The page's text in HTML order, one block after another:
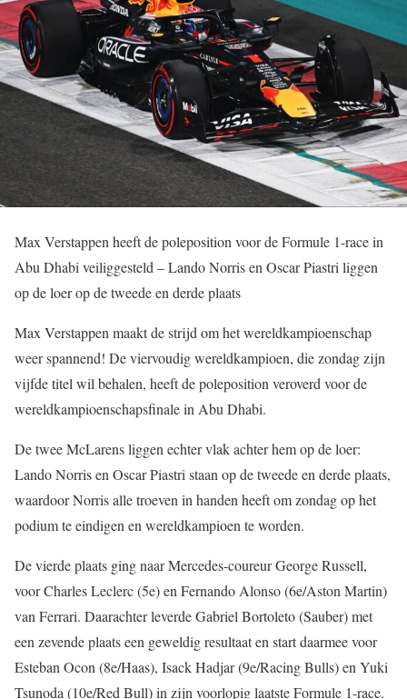
Max Verstappen heeft de poleposition voor de Formule 1-race in
Abu Dhabi veiliggesteld – Lando Norris en Oscar Piastri liggen
op de loer op de tweede en derde plaats
Max Verstappen maakt de strijd om het wereldkampioenschap
weer spannend! De viervoudig wereldkampioen, die zondag zijn
vijfde titel wil behalen, heeft de poleposition veroverd voor de
wereldkampioenschapsfinale in Abu Dhabi.
De twee McLarens liggen echter vlak achter hem op de loer:
Lando Norris en Oscar Piastri staan op de tweede en derde plaats,
waardoor Norris alle troeven in handen heeft om zondag op het
podium te eindigen en wereldkampioen te worden.
De vierde plaats ging naar Mercedes-coureur George Russell,
voor Charles Leclerc (5e) en Fernando Alonso (6e/Aston Martin)
van Ferrari. Daarachter leverde Gabriel Bortoleto (Sauber) met
een zevende plaats een geweldig resultaat en start daarmee voor
Esteban Ocon (8e/Haas), Isack Hadjar (9e/Racing Bulls) en Yuki
Tsunoda (10e/Red Bull) in zijn voorlopig laatste Formule 1-race.